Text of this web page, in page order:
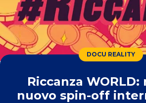
DOCU REALITY
Riccanza WORLD:
nuovo spin-off